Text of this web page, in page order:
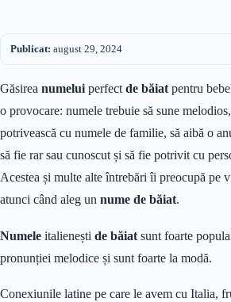
Publicat: august 29, 2024
Găsirea numelui perfect de băiat pentru
o provocare: numele trebuie să sune
potrivească cu numele de familie, să aibă o
să fie rar sau cunoscut și să fie potrivit cu
Acestea și multe alte întrebări îi preocupă pe
atunci când aleg un nume de băiat.
Numele italienești de băiat sunt foarte
pronunției melodice și sunt foarte la modă.
Conexiunile latine pe care le avem cu Italia,